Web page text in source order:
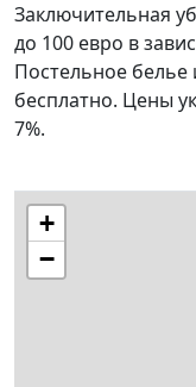
Заключительная
до 100 евро в
Постельное белье
бесплатно. Цены
7%.
+
−